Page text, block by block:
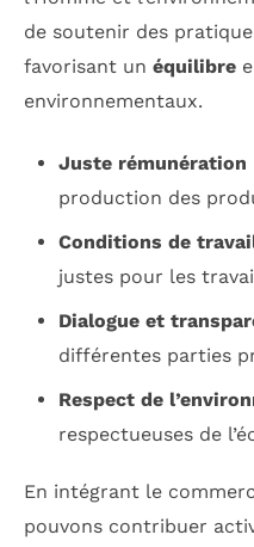
de soutenir des
favorisant un équilibre
environnementaux.
Juste rémunération
production des
Conditions de
justes pour les
Dialogue et
différentes parties
Respect de
respectueuses de
En intégrant le
pouvons contribuer